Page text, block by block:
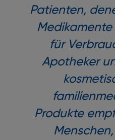
Patienten,
für
Apotheker
Produkte